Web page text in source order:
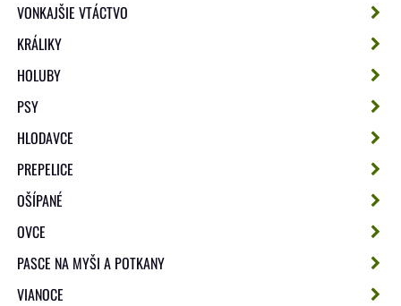
VONKAJŠIE VTÁCTVO
KRÁLIKY
HOLUBY
PSY
HLODAVCE
PREPELICE
OŠÍPANÉ
OVCE
PASCE NA MYŠI A POTKANY
VIANOCE